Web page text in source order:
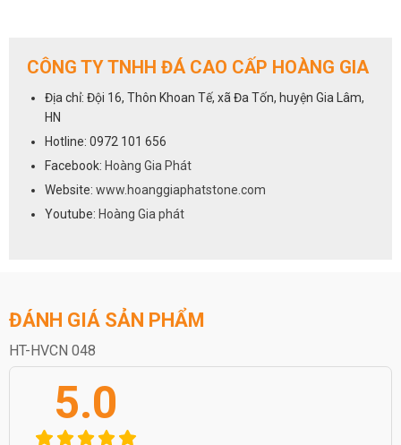
CÔNG TY TNHH ĐÁ CAO CẤP HOÀNG GIA
Địa chỉ: Đội 16, Thôn Khoan Tế, xã Đa Tốn, huyện Gia Lâm,
HN
Hotline: 0972 101 656
Facebook: Hoàng Gia Phát
Website: www.hoanggiaphatstone.com
Youtube: Hoàng Gia phát
ĐÁNH GIÁ SẢN PHẨM
HT-HVCN 048
5.0